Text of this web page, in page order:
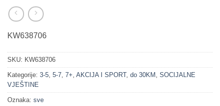
KW638706
SKU: KW638706
Kategorije: 3-5, 5-7, 7+, AKCIJA I SPORT, do 30KM , SOCIJALNE
VJEŠTINE
Oznaka: sve